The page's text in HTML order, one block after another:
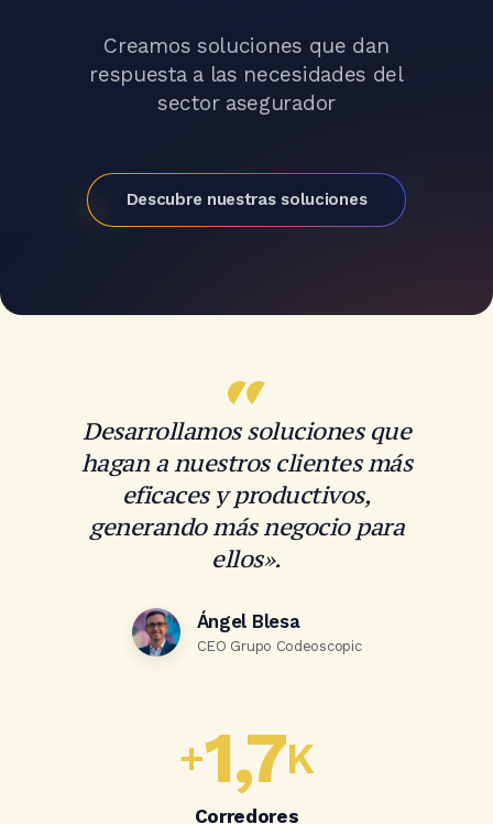
Creamos soluciones que dan
respuesta a las necesidades del
sector asegurador
Descubre nuestras soluciones
Desarrollamos soluciones que
hagan a nuestros clientes más
eficaces y productivos,
generando más negocio para
ellos».
Ángel Blesa
CEO Grupo Codeoscopic
+1,7K
Corredores